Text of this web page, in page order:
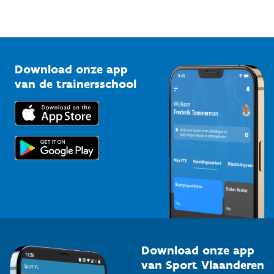
Bedrijven
Trainers en begeleiders
Topsporters
Vlaamse Trainersschool
Kennisplatform
Downloads
Voor de pers
Download onze app
van de trainersschool
Download onze app
van Sport Vlaanderen